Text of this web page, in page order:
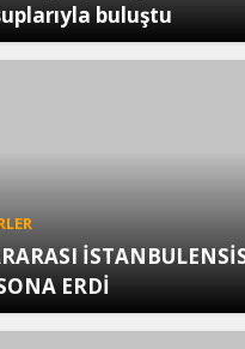
buluştu
ERDİ